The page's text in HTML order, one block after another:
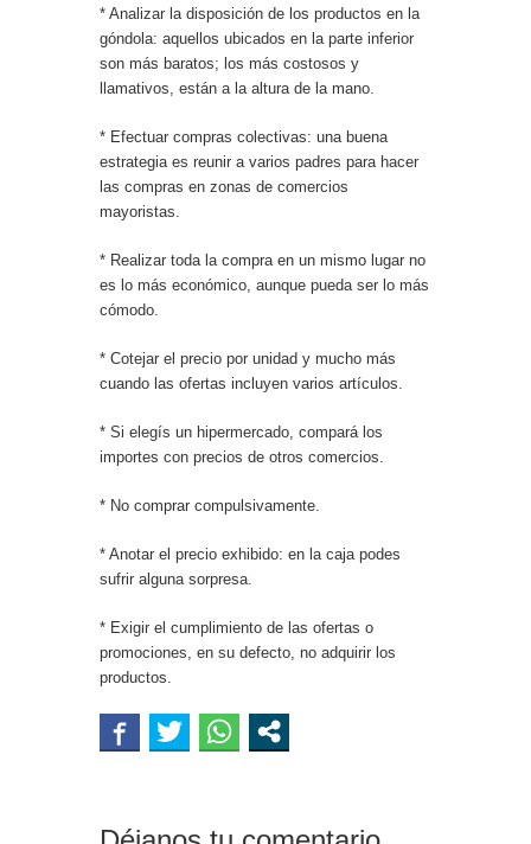
* Analizar la disposición de los productos en la
góndola: aquellos ubicados en la parte inferior
son más baratos; los más costosos y
llamativos, están a la altura de la mano.
* Efectuar compras colectivas: una buena
estrategia es reunir a varios padres para hacer
las compras en zonas de comercios
mayoristas.
* Realizar toda la compra en un mismo lugar no
es lo más económico, aunque pueda ser lo más
cómodo.
* Cotejar el precio por unidad y mucho más
cuando las ofertas incluyen varios artículos.
* Si elegís un hipermercado, compará los
importes con precios de otros comercios.
* No comprar compulsivamente.
* Anotar el precio exhibido: en la caja podes
sufrir alguna sorpresa.
* Exigir el cumplimiento de las ofertas o
promociones, en su defecto, no adquirir los
productos.